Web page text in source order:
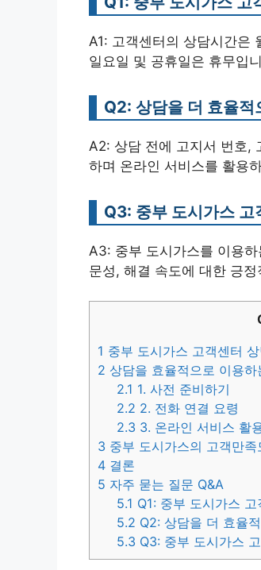
A1: 고객센터의 상담시간
일요일 및 공휴일은 휴무입
Q2: 상담을 더 효율적
A2: 상담 전에 고지서 번호,
하며 온라인 서비스를 활용
Q3: 중부 도시가스
A3: 중부 도시가스를 이용
문성, 해결 속도에 대한 긍
1 중부 도시가스 고객센터
2 상담을 효율적으로 이용하
2.1 1. 사전 준비하기
2.2 2. 전화 연결 요령
2.3 3. 온라인 서비스 활
3 중부 도시가스의 고객만족
4 결론
5 자주 묻는 질문 Q&A
5.1 Q1: 중부 도시가스
5.2 Q2: 상담을 더 효율
5.3 Q3: 중부 도시가스